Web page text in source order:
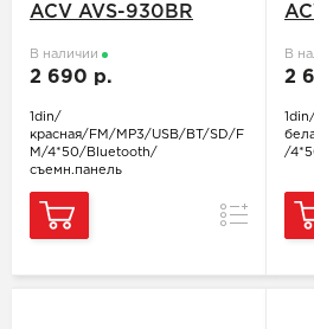
ACV AVS-930BR
В наличии
2 690 р.
1din/
красная/FM/MP3/USB/BT/SD/F
M/4*50/Bluetooth/
съемн.панель
Сравнение
В
2
1din/
/